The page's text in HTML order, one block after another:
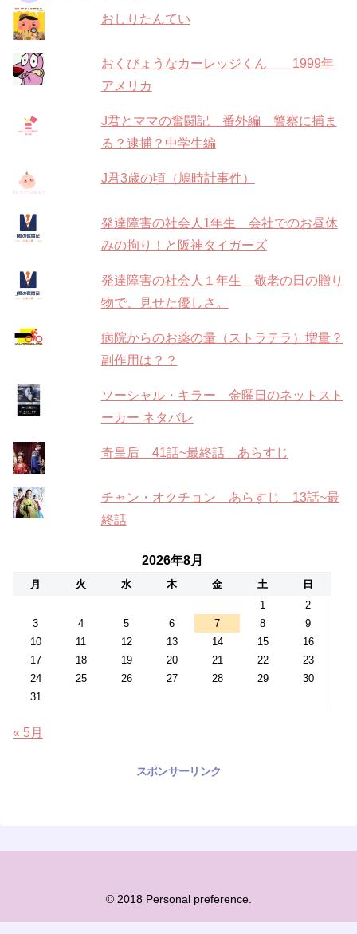
おしりたんてい
おくびょうなカーレッジくん 1999年
アメリカ
J君とママの奮闘記 番外編 警察に捕ま
る？逮捕？中学生編
J君3歳の頃（鳩時計事件）
発達障害の社会人1年生 会社でのお昼休
みの拘り！と阪神タイガーズ
発達障害の社会人１年生 敬老の日の贈り
物で、見せた優しさ。
病院からのお薬の量（ストラテラ）増量？
副作用は？？
ソーシャル・キラー 金曜日のネットスト
ーカー ネタバレ
奇皇后 41話~最終話 あらすじ
チャン・オクチョン あらすじ 13話~最
終話
2026年8月
月 火 水 木 金 土
日
1
2
3
4 5 6 7 8
9
10
11 12 13 14 15
16
17
18 19 20 21 22
23
24
25 26 27 28 29
30
31
« 5月
スポンサーリンク
© 2018 Personal preference.